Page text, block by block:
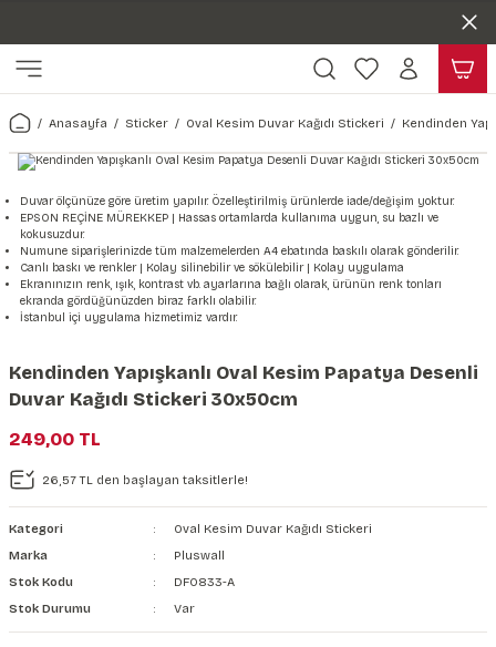
Harita & Şehir Duvar Kağıdı
Türkiye Serisi Duvar Kağıdı
Şehir & Ülke Duvar Kağıdı
Duvar Kağıdı
Çiçek Duvar Kağıdı
Hayvan, Yaprak & Çiçek
Yaprak Desenli Duvar Kağıdı
Hayvan Duvar Kağıdı
Kağıdı
Doğa & Manza Duvar Kağıdı
Manzara Duvar Kağıdı
Orman Duvar Kağıdı
Tasarım & Sanatsal Duvar
Sanat Duvar Kağıdı
Geometrik Duvar Kağıdı
Araba Duvar Kağıdı
Sağlık Duvar Kağıdı
Taş Desenli Duvar Kağıdı
Ahşap, Mermer & Taş
Mermer Desenli Duvar Kağıdı
Taş Desenli Duvar Kağıdı
Ahşap Desenli Duvar Kağıdı
Duvar Kanvası
Kağıdı Stickeri
Seti
Sticker Seti
Anasayfa Sticker Oval Kesim Duvar Kağıdı Stickeri Kendinden
Duvar ölçünüze göre üretim yapılır. Özelleştirilmiş ürünlerde iade/değişim yoktur.
EPSON REÇİNE MÜREKKEP | Hassas ortamlarda kullanıma uygun, su bazlı ve
kokusuzdur.
Numune siparişlerinizde tüm malzemelerden A4 ebatında baskılı olarak gönderilir.
Canlı baskı ve renkler | Kolay silinebilir ve sökülebilir | Kolay uygulama
Ekranınızın renk, ışık, kontrast vb. ayarlarına bağlı olarak, ürünün renk tonları
ekranda gördüğünüzden biraz farklı olabilir.
İstanbul içi uygulama hizmetimiz vardır.
Kendinden Yapışkanlı Oval Kesim Papatya Desenli
Duvar Kağıdı Stickeri 30x50cm
249,00 TL
26,57 TL den başlayan taksitlerle!
Kategori
Oval Kesim Duvar Kağıdı Stickeri
Marka
Pluswall
Stok Kodu
DF0833-A
Stok Durumu
Var